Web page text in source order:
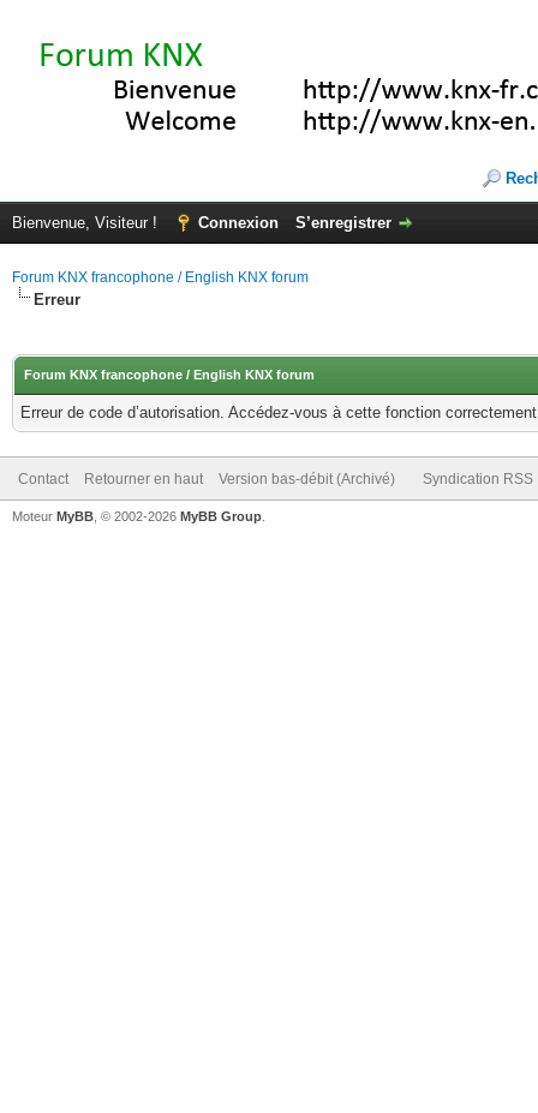
Bienvenue, Visiteur ! Connexion S’enregistrer
Forum KNX francophone / English KNX forum
Erreur
Forum KNX francophone / English KNX forum
Erreur de code d’autorisation. Accédez-vous à cette fonction
Contact Retourner en haut Version bas-débit (Archivé) Syndication RSS
Moteur MyBB , © 2002-2026 MyBB Group